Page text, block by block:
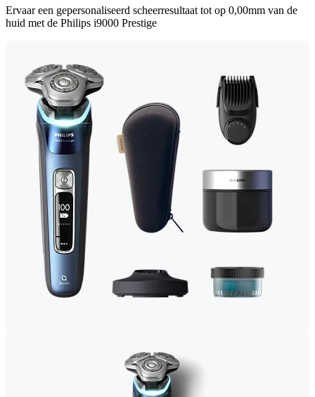
Ervaar een gepersonaliseerd scheerresultaat tot op 0,00mm van de
huid met de Philips i9000 Prestige